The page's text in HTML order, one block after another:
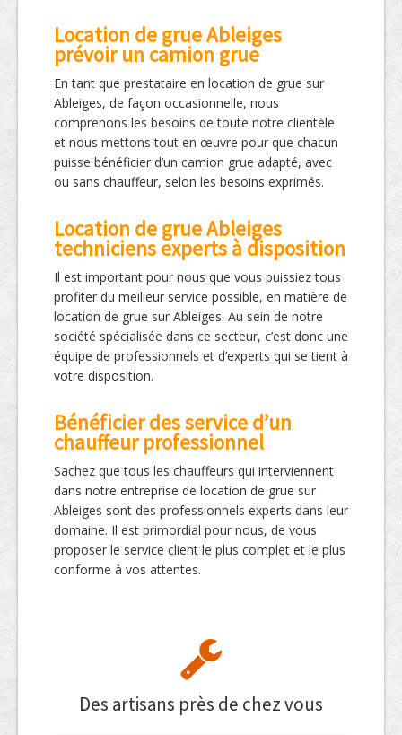
Location de grue Ableiges
prévoir un camion grue
En tant que prestataire en location de grue sur
Ableiges, de façon occasionnelle, nous
comprenons les besoins de toute notre clientèle
et nous mettons tout en œuvre pour que chacun
puisse bénéficier d’un camion grue adapté, avec
ou sans chauffeur, selon les besoins exprimés.
Location de grue Ableiges
techniciens experts à disposition
Il est important pour nous que vous puissiez tous
profiter du meilleur service possible, en matière de
location de grue sur Ableiges. Au sein de notre
société spécialisée dans ce secteur, c’est donc une
équipe de professionnels et d’experts qui se tient à
votre disposition.
Bénéficier des service d’un
chauffeur professionnel
Sachez que tous les chauffeurs qui interviennent
dans notre entreprise de location de grue sur
Ableiges sont des professionnels experts dans leur
domaine. Il est primordial pour nous, de vous
proposer le service client le plus complet et le plus
conforme à vos attentes.
Des artisans près de chez vous